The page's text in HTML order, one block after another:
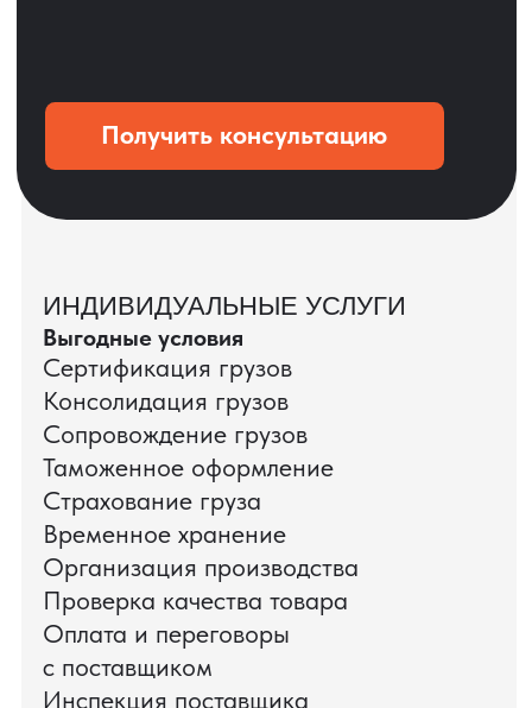
КЕЙС ПАО «РОСТЕЛЕКОМ»
ПАО «Ростелеком» доверяет нам полный
цикл международных поставок — от
поиска и проверки поставщиков до
доставки оборудования.
Мы обеспечили полный цикл работ:
проверку продукции, логистику,
таможенное оформление и контроль
сроков. В результате все товары были
доставлены точно в срок и без
дополнительных рисков.
PRO TORG — проверенный партнёр по
международной логистике для ведущих
федеральных компаний.
Оставить заявку